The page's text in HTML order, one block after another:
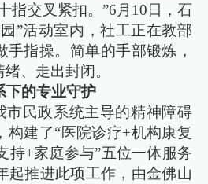
指交叉紧扣。”6月10日，石
”活动室内，社工正在教部
手指操。简单的手部锻炼，
、走出封闭。
下的专业守护
市民政系统主导的精神障碍
构建了“医院诊疗+机构康复
持+家庭参与”五位一体服务
起推进此项工作，由金佛山